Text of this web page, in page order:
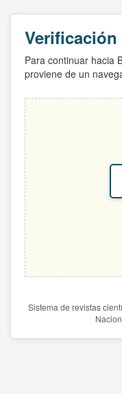
Verificación
Para continuar hacia
proviene de un
Sistema de revistas